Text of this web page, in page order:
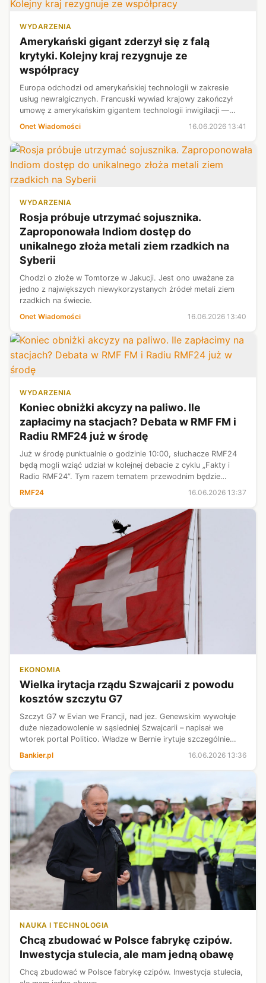
WYDARZENIA
Amerykański gigant zderzył się z falą
krytyki. Kolejny kraj rezygnuje ze
współpracy
Europa odchodzi od amerykańskiej technologii w zakresie
usług newralgicznych. Francuski wywiad krajowy zakończył
umowę z amerykańskim gigantem technologii inwigilacji —
Onet Wiadomości 16.06.2026 13:41
WYDARZENIA
Rosja próbuje utrzymać sojusznika.
Zaproponowała Indiom dostęp do
unikalnego złoża metali ziem rzadkich na
Syberii
Chodzi o złoże w Tomtorze w Jakucji. Jest ono uważane za
jedno z największych niewykorzystanych źródeł metali ziem
rzadkich na świecie.
Onet Wiadomości
16.06.2026 13:40
WYDARZENIA
Koniec obniżki akcyzy na paliwo. Ile
zapłacimy na stacjach? Debata w RMF FM i
Radiu RMF24 już w środę
Już w środę punktualnie o godzinie 10:00, słuchacze RMF24
będą mogli wziąć udział w kolejnej debacie z cyklu „Fakty i
Radio RMF24”. Tym razem tematem przewodnim będzie
RMF24 16.06.2026 13:37
EKONOMIA
Wielka irytacja rządu Szwajcarii z powodu
kosztów szczytu G7
Szczyt G7 w Evian we Francji, nad jez. Genewskim wywołuje
duże niezadowolenie w sąsiedniej Szwajcarii – napisał we
wtorek portal Politico. Władze w Bernie irytuje szczególnie
konieczność ponoszenia kosztów związanych z ochroną
granicy oraz „nadzorowa...
Bankier.pl 16.06.2026 13:36
NAUKA I TECHNOLOGIA
Chcą zbudować w Polsce fabrykę czipów.
Inwestycja stulecia, ale mam jedną obawę
Chcą zbudować w Polsce fabrykę czipów. Inwestycja stulecia,